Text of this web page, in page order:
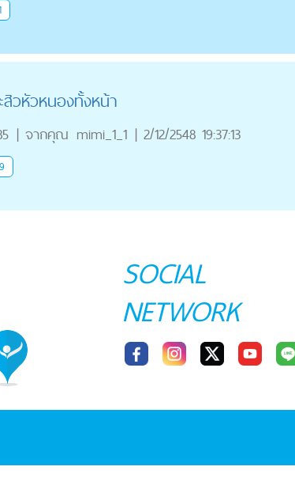
สิวหัวหนองทั้งหน้า
| จากคุณ mimi_1_1 | 2/12/2548 19:37:13
SOCIAL
NETWORK